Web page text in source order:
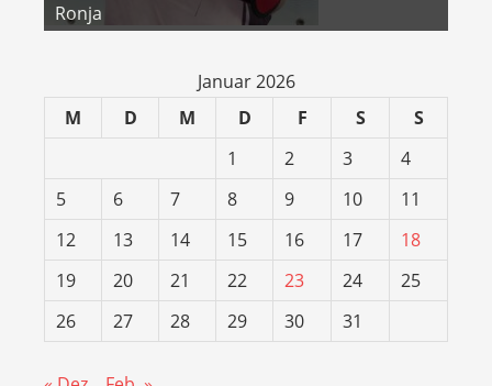
Dvori
Ronja
Ema
Timo
Timo und Coach Lilly
Coach Lilly und Lino
Lisa
Lino
Zoi
Januar 2026
M
D M D F S
S
1
2 3
4
5
6 7 8 9 10
11
12
13 14 15 16 17
18
19
20 21 22 23 24
25
26
27 28 29 30 31